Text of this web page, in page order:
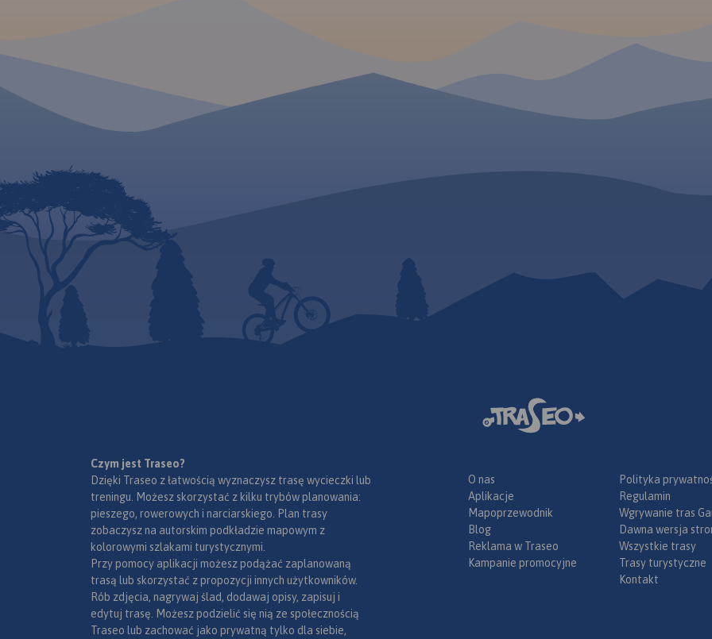
sportowym zacięciu, jak i
miłośników turystyki
rowerowej. Aktualny na rok
2020 i szczegółowy przebieg
turystyczną, uwzględniają
istotne dla rowerzystów
informacje dotyczące rodzaju
nawierzchni dróg, którymi
przebiega szlak.
Ukształtowanie terenu
wymuszające podjazdy i
zjazdy ilustrują profile trasy.
Informacje o trasie uzupełniają
zwięzłe opisy techniczne.
Prezentację szlaku wzbogacają
(plus powiększenie fragmentu
trasy w rejonie Złotego Potoku),
tworzących jakby umowne
odcinki. Przy czym podział ten
wynika wyłącznie z zasięgu
poszczególnych arkuszy, i nie
należy go kojarzyć z realnymi
etapami przejazdu. Żeby
ułatwić czytanie mapy,
poszczególne arkusze map
zostały tak poobracane, aby
Jura Krakowsko-
Ukształtowanie terenu z
wąwozami, płaskowyżami i
łagodnymi wzgórzami,
bogactwo zabytków oraz
zagospodarowanie korzystnie
umożliwiających uprawianie
turystyki konnej.
Mapa Jury Krakowsko-
Częstochowskiej łączy Kraków
z Częstochową a jej zasięg
wyznaczają: Mstów na
północy, Częstochowa i
Czym jest Traseo?
Dzięki Traseo z łatwością wyznaczysz trasę wycieczki lub
treningu. Możesz skorzystać z kilku trybów planowania:
pieszego, rowerowych i narciarskiego. Plan trasy
zobaczysz na autorskim podkładzie mapowym z
kolorowymi szlakami turystycznymi.
Przy pomocy aplikacji możesz podążać zaplanowaną
trasą lub skorzystać z propozycji innych użytkowników.
Rób zdjęcia, nagrywaj ślad, dodawaj opisy, zapisuj i
edytuj trasę. Możesz podzielić się nią ze społecznością
Traseo lub zachować jako prywatną tylko dla siebie,
O nas
Aplikacje
Mapoprzewodnik
Blog
Reklama w Traseo
Kampanie promocyjne
Polityka
Regulamin
Wgrywanie tras
Dawna wersja
Wszystkie trasy
Trasy turystyczne
Kontakt